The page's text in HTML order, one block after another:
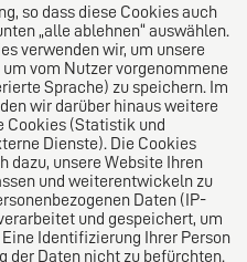
Aus Europa für die
so dass diese Cookies auch
„alle ablehnen“ auswählen.
verwenden wir, um unsere
vom Nutzer vorgenommene
Sprache) zu speichern. Im
wir darüber hinaus weitere
Cookies (Statistik und
Dienste). Die Cookies
dazu, unsere Website Ihren
und weiterentwickeln zu
Daten (IP-
und gespeichert, um
Identifizierung Ihrer Person
der Daten nicht zu befürchten.